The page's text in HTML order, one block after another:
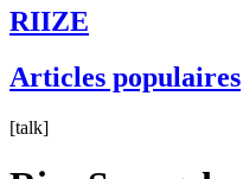
RIIZE
Articles populaires
[talk]